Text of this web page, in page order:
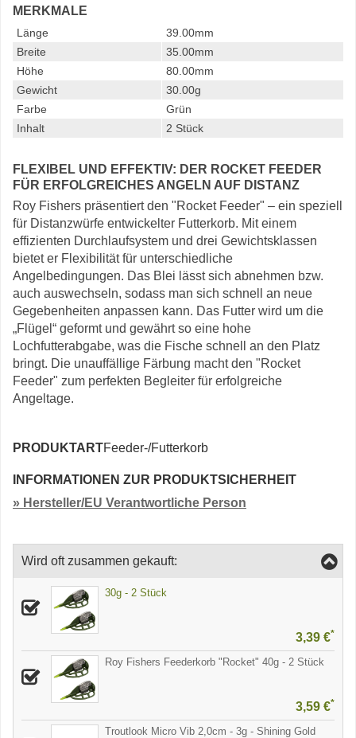
MERKMALE
Länge
39.00mm
Breite
35.00mm
Höhe
80.00mm
Gewicht
30.00g
Farbe
Grün
Inhalt
2 Stück
FLEXIBEL UND EFFEKTIV: DER ROCKET FEEDER
FÜR ERFOLGREICHES ANGELN AUF DISTANZ
Roy Fishers präsentiert den "Rocket Feeder" – ein speziell
für Distanzwürfe entwickelter Futterkorb. Mit einem
effizienten Durchlaufsystem und drei Gewichtsklassen
bietet er Flexibilität für unterschiedliche
Angelbedingungen. Das Blei lässt sich abnehmen bzw.
auch auswechseln, sodass man sich schnell an neue
Gegebenheiten anpassen kann. Das Futter wird um die
„Flügel“ geformt und gewährt so eine hohe
Lochfutterabgabe, was die Fische schnell an den Platz
bringt. Die unauffällige Färbung macht den "Rocket
Feeder" zum perfekten Begleiter für erfolgreiche
Angeltage.
PRODUKTARTFeeder-/Futterkorb
INFORMATIONEN ZUR PRODUKTSICHERHEIT
» Hersteller/EU Verantwortliche Person
Wird oft zusammen gekauft:
30g - 2 Stück
3,39 €*
Roy Fishers Feederkorb "Rocket" 40g - 2 Stück
3,59 €*
Troutlook Micro Vib 2,0cm - 3g - Shining Gold